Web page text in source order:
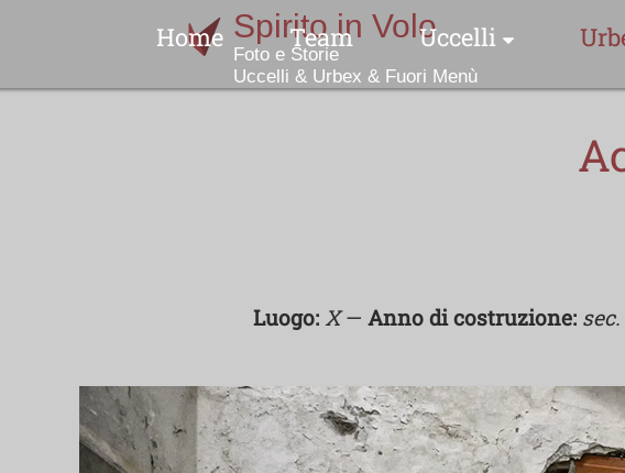
Home Team Uccelli
Indice Specie
Foto Storie
Nome Comune
Collezioni
Luogo: X— Anno di costruzione: